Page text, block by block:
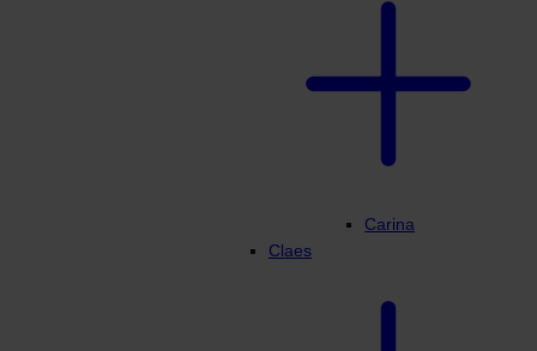
Carina
Claes